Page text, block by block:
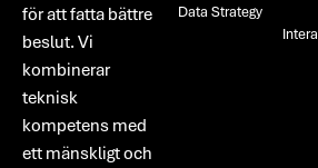
för att fatta bättre
beslut. Vi
kombinerar
teknisk
kompetens med
ett mänskligt och
Data Strategy
Intera